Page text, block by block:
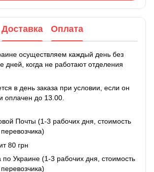
Доставка Оплата
осуществляем каждый день без
дней, когда не работают отделения
в день заказа при условии, если он
до 13.00.
Почты (1-3 рабочих дня, стоимость
80 грн
по Украине (1-3 рабочих дня, стоимость